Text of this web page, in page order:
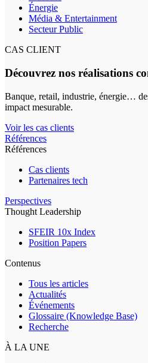
Énergie
Média & Entertainment
Secteur Public
CAS CLIENT
Découvrez nos réalisations
Banque, retail, industrie, énergie…
impact mesurable.
Voir les cas clients
Références
Références
Cas clients
Partenaires tech
Perspectives
Thought Leadership
SFEIR 10x Index
Position Papers
Contenus
Tous les articles
Actualités
Événements
Glossaire (Knowledge Base)
Recherche
À LA UNE